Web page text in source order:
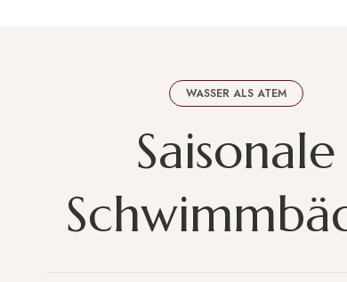
WASSER ALS ATEM
Saisonale
Schwimmbä